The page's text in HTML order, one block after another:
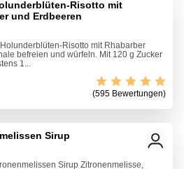
Risotto mit
und Erdbeeren
Risotto mit Rhabarber
befreien und würfeln. Mit 120 g Zucker
1...
(595 Bewertungen)
Sirup
Sirup Zitronenmelisse,